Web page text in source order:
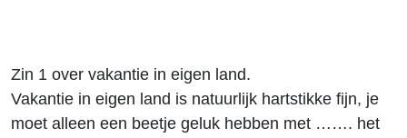
Zin 1 over vakantie in eigen land.
Vakantie in eigen land is natuurlijk hartstikke fijn, je
moet alleen een beetje geluk hebben met ……. het